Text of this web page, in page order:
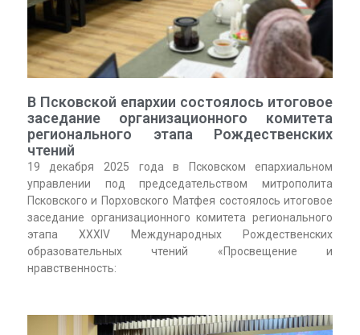
В Псковской епархии состоялось итоговое
заседание организационного комитета
регионального этапа Рождественских
чтений
19 декабря 2025 года в Псковском епархиальном
управлении под председательством митрополита
Псковского и Порховского Матфея состоялось итоговое
заседание организационного комитета регионального
этапа XXXIV Международных Рождественских
образовательных чтений «Просвещение и
нравственность: